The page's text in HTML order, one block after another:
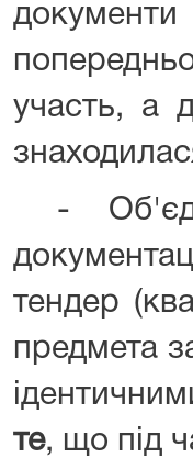
документи
участь, а
-
тендер
предмета
те, що під